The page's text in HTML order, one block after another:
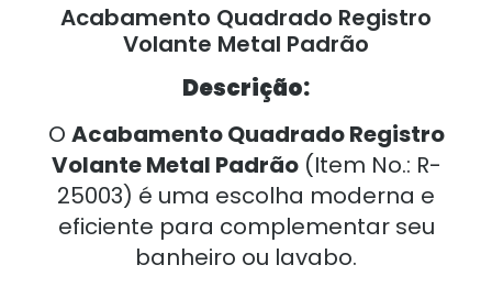
Acabamento Quadrado Registro
Volante Metal Padrão
Descrição:
O Acabamento Quadrado Registro
Volante Metal Padrão(Item No.: R-
25003) é uma escolha moderna e
eficiente para complementar seu
banheiro ou lavabo.